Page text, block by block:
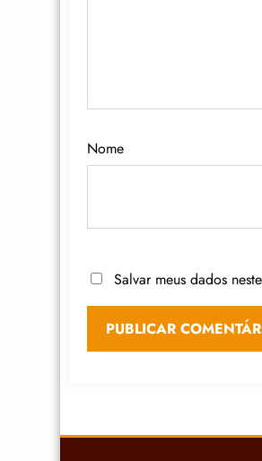
Nome
Salvar meus dados